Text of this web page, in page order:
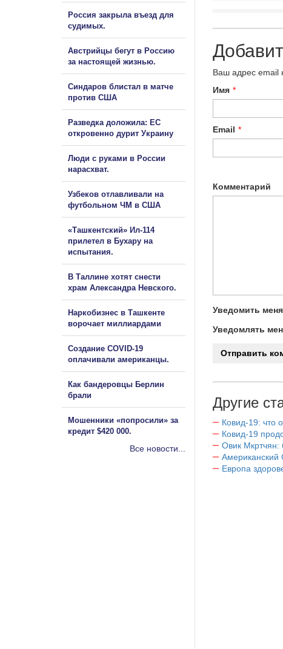
Ваш адрес email
Имя *
Email *
Комментарий
Уведомить
Уведомлять
Другие
Ковид-19: что
Ковид-19
Овик Мкртчян:
Американский
Европа
Россия закрыла въезд для
судимых.
Австрийцы бегут в Россию
за настоящей жизнью.
Синдаров блистал в матче
против США
Разведка доложила: ЕС
откровенно дурит Украину
Люди с руками в России
нарасхват.
Узбеков отлавливали на
футбольном ЧМ в США
«Ташкентский» Ил-114
прилетел в Бухару на
испытания.
В Таллине хотят снести
храм Александра Невского.
Наркобизнес в Ташкенте
ворочает миллиардами
Создание COVID-19
оплачивали американцы.
Как бандеровцы Берлин
брали
Мошенники «попросили» за
кредит $420 000.
Все новости...